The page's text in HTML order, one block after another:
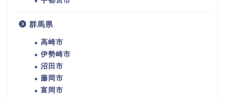
群馬県
高崎市
伊勢崎市
沼田市
藤岡市
富岡市